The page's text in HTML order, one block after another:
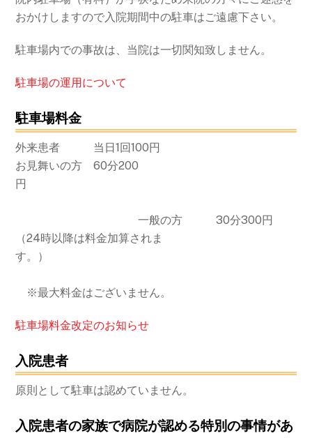
おかけしますので入院期間中の駐車はご遠慮下さい。
駐車場内での事故は、当院は一切関知致しません。
駐車場の運用について
駐車場料金
外来患者 当日1回100円
お見舞いの方 60分200
円
一般の方 30分300円
（24時以降は料金加算されま
す。）
※最大料金はございません。
駐車場料金改定のお知らせ
入院患者
原則として駐車は認めていません。
入院患者の家族で病院が認める特別の事情があ